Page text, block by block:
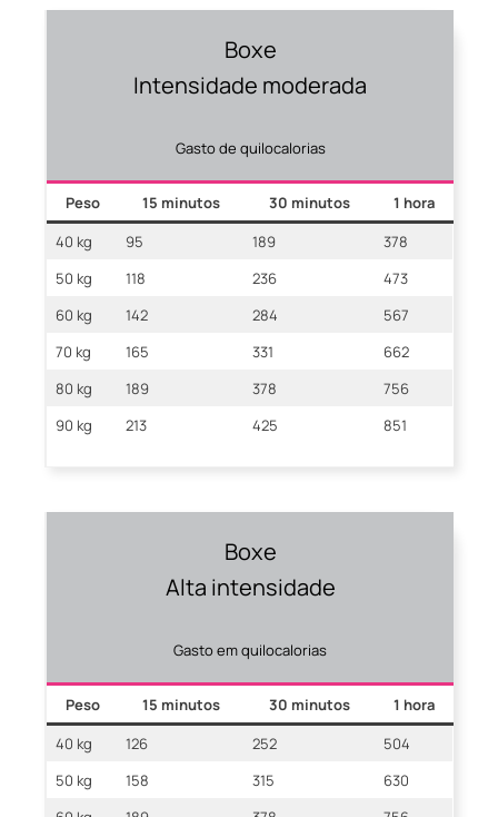
Boxe
Intensidade moderada
Gasto de quilocalorias
Peso 15 minutos 30 minutos
1 hora
40 kg
95 189
378
50 kg
118 236
473
60 kg
142 284
567
70 kg
165 331
662
80 kg
189 378
756
90 kg
213 425 851
Boxe
Alta intensidade
Gasto em quilocalorias
Peso 15 minutos 30 minutos
1 hora
40 kg
126 252
504
50 kg
158 315
630